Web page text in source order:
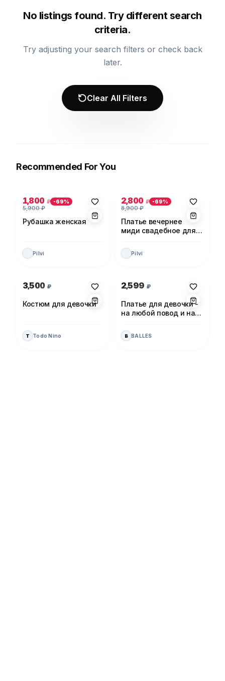
No listings found. Try different search
criteria.
Try adjusting your search filters or check back
later.
Clear All Filters
Recommended For You
Photo 1 of 5
1,800 ₽ -69%
5,900 ₽
Рубашка женская
Pilvi
Photo 1 of 5
2,800 ₽ -69%
8,900 ₽
Платье вечернее
миди свадебное для
Pilvi
Photo 1 of 1
3,500 ₽
Костюм для девочки
T Todo Nino
Photo 1 of 1
2,599 ₽
Платье для девочки -
на любой повод и на
B BALLES